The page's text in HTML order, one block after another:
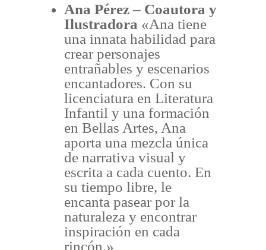
Ana Pérez – Coautora y
Ilustradora «Ana tiene
una innata habilidad para
crear personajes
entrañables y escenarios
encantadores. Con su
licenciatura en Literatura
Infantil y una formación
en Bellas Artes, Ana
aporta una mezcla única
de narrativa visual y
escrita a cada cuento. En
su tiempo libre, le
encanta pasear por la
naturaleza y encontrar
inspiración en cada
rincón.»